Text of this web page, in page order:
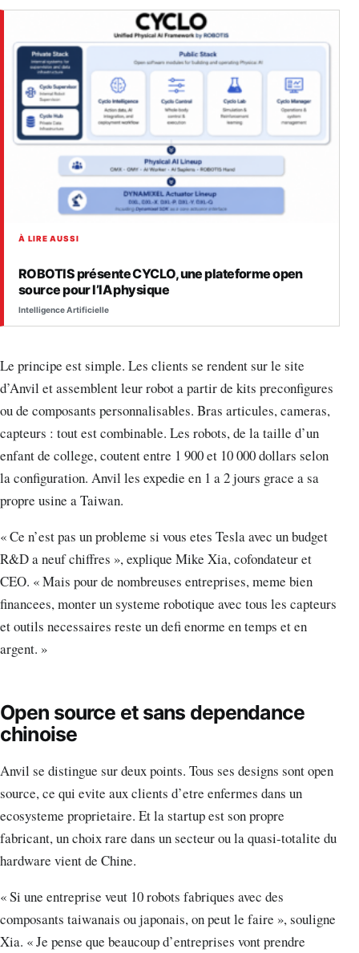
À LIRE AUSSI
ROBOTIS présente CYCLO, une plateforme open
source pour l’IA physique
Intelligence Artificielle
Le principe est simple. Les clients se rendent sur le site
d’Anvil et assemblent leur robot a partir de kits preconfigures
ou de composants personnalisables. Bras articules, cameras,
capteurs : tout est combinable. Les robots, de la taille d’un
enfant de college, coutent entre 1 900 et 10 000 dollars selon
la configuration. Anvil les expedie en 1 a 2 jours grace a sa
propre usine a Taiwan.
« Ce n’est pas un probleme si vous etes Tesla avec un budget
R&D a neuf chiffres », explique Mike Xia, cofondateur et
CEO. « Mais pour de nombreuses entreprises, meme bien
financees, monter un systeme robotique avec tous les capteurs
et outils necessaires reste un defi enorme en temps et en
argent. »
Open source et sans dependance
chinoise
Anvil se distingue sur deux points. Tous ses designs sont open
source, ce qui evite aux clients d’etre enfermes dans un
ecosysteme proprietaire. Et la startup est son propre
fabricant, un choix rare dans un secteur ou la quasi-totalite du
hardware vient de Chine.
« Si une entreprise veut 10 robots fabriques avec des
composants taiwanais ou japonais, on peut le faire », souligne
Xia. « Je pense que beaucoup d’entreprises vont prendre